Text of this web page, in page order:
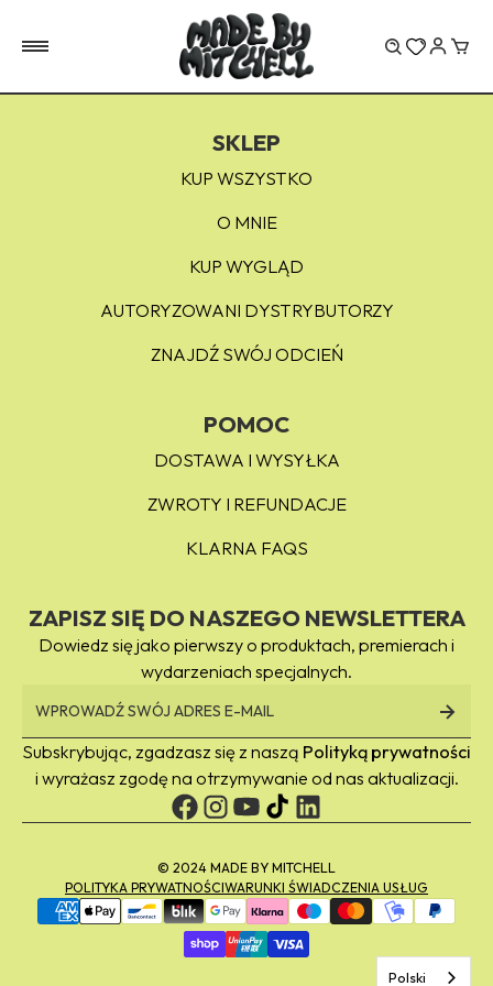
SKLEP
KUP WSZYSTKO
O MNIE
KUP WYGLĄD
AUTORYZOWANI DYSTRYBUTORZY
ZNAJDŹ SWÓJ ODCIEŃ
ZAPISZ SIĘ DO NASZEGO NEWSLETTERA
Dowiedz się jako pierwszy o produktach, premierach i
wydarzeniach specjalnych.
Subskrybując, zgadzasz się z naszą Polityką prywatności
i wyrażasz zgodę na otrzymywanie od nas aktualizacji.
POMOC
DOSTAWA I WYSYŁKA
ZWROTY I REFUNDACJE
KLARNA FAQS
© 2024 MADE BY MITCHELL
POLITYKA PRYWATNOŚCIWARUNKI ŚWIADCZENIA USŁUG
Metody
Polski